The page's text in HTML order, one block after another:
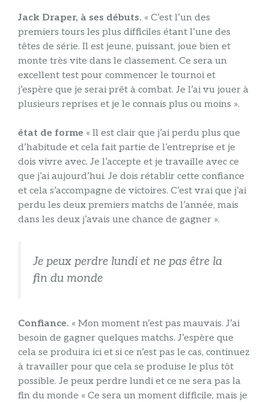
Jack Draper, à ses débuts. « C’est l’un des
premiers tours les plus difficiles étant l’une des
têtes de série. Il est jeune, puissant, joue bien et
monte très vite dans le classement. Ce sera un
excellent test pour commencer le tournoi et
j’espère que je serai prêt à combat. Je l’ai vu jouer à
plusieurs reprises et je le connais plus ou moins ».
état de forme « Il est clair que j’ai perdu plus que
d’habitude et cela fait partie de l’entreprise et je
dois vivre avec. Je l’accepte et je travaille avec ce
que j’ai aujourd’hui. Je dois rétablir cette confiance
et cela s’accompagne de victoires. C’est vrai que j’ai
perdu les deux premiers matchs de l’année, mais
dans les deux j’avais une chance de gagner ».
Je peux perdre lundi et ne pas être la
fin du monde
Confiance. « Mon moment n’est pas mauvais. J’ai
besoin de gagner quelques matchs. J’espère que
cela se produira ici et si ce n’est pas le cas, continuez
à travailler pour que cela se produise le plus tôt
possible. Je peux perdre lundi et ce ne sera pas la
fin du monde « Ce sera un moment difficile, mais je